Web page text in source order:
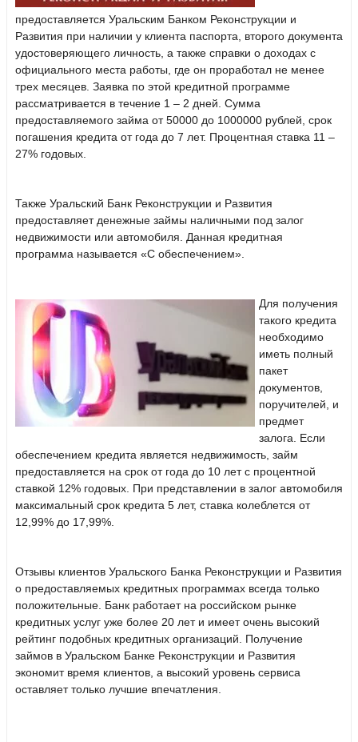
предоставляется Уральским Банком Реконструкции и
Развития при наличии у клиента паспорта, второго документа
удостоверяющего личность, а также справки о доходах с
официального места работы, где он проработал не менее
трех месяцев. Заявка по этой кредитной программе
рассматривается в течение 1 – 2 дней. Сумма
предоставляемого займа от 50000 до 1000000 рублей, срок
погашения кредита от года до 7 лет. Процентная ставка 11 –
27% годовых.
Также Уральский Банк Реконструкции и Развития
предоставляет денежные займы наличными под залог
недвижимости или автомобиля. Данная кредитная
программа называется «С обеспечением».
Для получения
такого кредита
необходимо
иметь полный
пакет
документов,
поручителей, и
предмет
залога. Если
обеспечением кредита является недвижимость, займ
предоставляется на срок от года до 10 лет с процентной
ставкой 12% годовых. При представлении в залог автомобиля
максимальный срок кредита 5 лет, ставка колеблется от
12,99% до 17,99%.
Отзывы клиентов Уральского Банка Реконструкции и Развития
о предоставляемых кредитных программах всегда только
положительные. Банк работает на российском рынке
кредитных услуг уже более 20 лет и имеет очень высокий
рейтинг подобных кредитных организаций. Получение
займов в Уральском Банке Реконструкции и Развития
экономит время клиентов, а высокий уровень сервиса
оставляет только лучшие впечатления.